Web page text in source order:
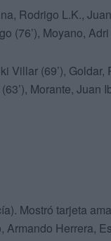
Rodrigo L.K.,
(76’), Moyano,
Villar (69’),
Morante, Juan
Mostró tarjeta
Armando Herrera,